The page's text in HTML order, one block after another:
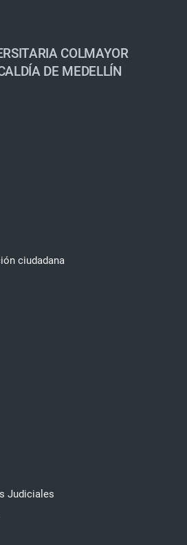
COLMAYOR
DE MEDELLÍN
ciudadana
Judiciales